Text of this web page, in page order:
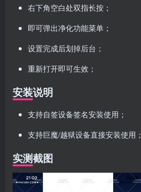
右下角空白处双指长按；
即可弹出净化功能菜单；
设置完成后划掉后台；
重新打开即可生效；
安装说明
支持自签设备签名安装使用；
支持巨魔/越狱设备直接安装使用；
实测截图